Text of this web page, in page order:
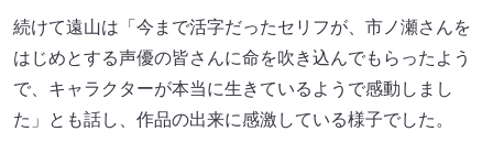
続けて遠山は「今まで活字だったセリフが、市ノ瀬さんを
はじめとする声優の皆さんに命を吹き込んでもらったよう
で、キャラクターが本当に生きているようで感動しまし
た」とも話し、作品の出来に感激している様子でした。